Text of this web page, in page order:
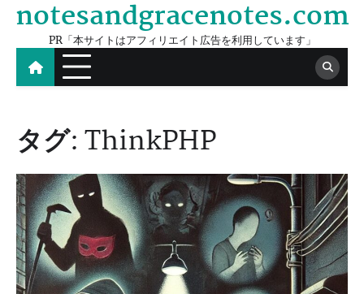
Skip
content
notesandgracenotes.com
PR「本サイトはアフィリエイト広告を利用しています」
タグ:ThinkPHP